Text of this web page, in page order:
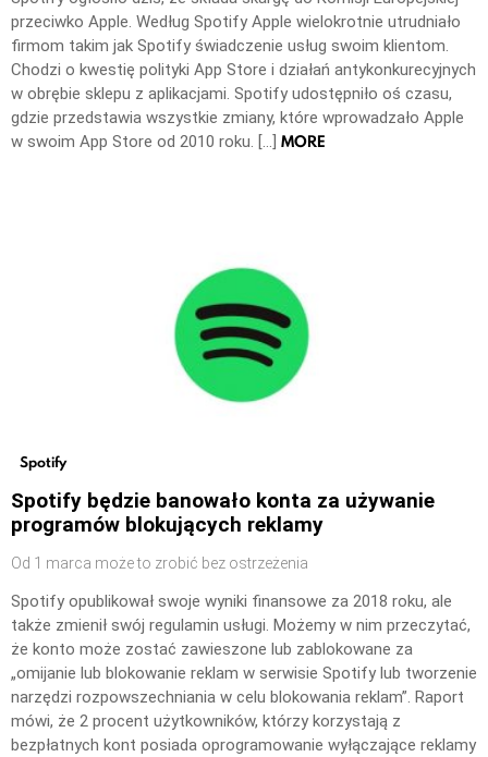
przeciwko Apple. Według Spotify Apple wielokrotnie utrudniało
firmom takim jak Spotify świadczenie usług swoim klientom.
Chodzi o kwestię polityki App Store i działań antykonkurecyjnych
w obrębie sklepu z aplikacjami. Spotify udostępniło oś czasu,
gdzie przedstawia wszystkie zmiany, które wprowadzało Apple
w swoim App Store od 2010 roku. […] MORE
Spotify
Spotify będzie banowało konta za używanie
programów blokujących reklamy
Od 1 marca może to zrobić bez ostrzeżenia
Spotify opublikował swoje wyniki finansowe za 2018 roku, ale
także zmienił swój regulamin usługi. Możemy w nim przeczytać,
że konto może zostać zawieszone lub zablokowane za
„omijanie lub blokowanie reklam w serwisie Spotify lub tworzenie
narzędzi rozpowszechniania w celu blokowania reklam”. Raport
mówi, że 2 procent użytkowników, którzy korzystają z
bezpłatnych kont posiada oprogramowanie wyłączające reklamy